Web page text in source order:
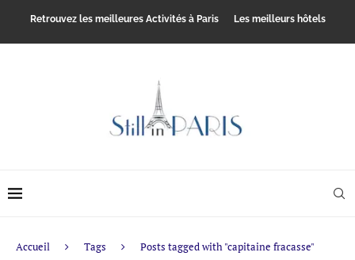
Retrouvez les meilleures Activités à Paris Les meilleurs hôtels
Accueil Tags Posts tagged with "capitaine fracasse"